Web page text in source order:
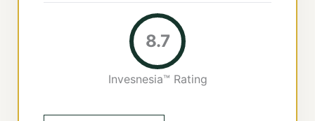
8.7
Invesnesia™ Rating